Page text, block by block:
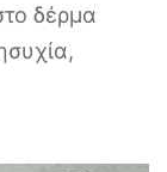
δέρμα